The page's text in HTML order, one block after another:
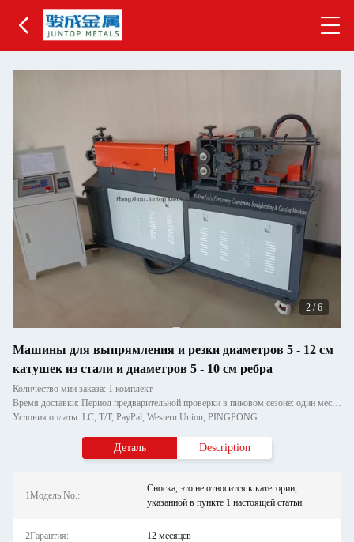
2 /6
Машины для выпрямления и резки диаметров 5 - 12 см
катушек из стали и диаметров 5 - 10 см ребра
Количество мин заказа: 1 комплект
Время доставки: Период предварительной проверки в пиковом сезоне: один месяц, вне сезона: в течение 15 рабочих дней
Условия оплаты: LC, T/T, PayPal, Western Union, PINGPONG
Деталь Description
1Модель No.:
Сноска, это не относится к категории,
указанной в пункте 1 настоящей статьи.
2Гарантия: 12 месяцев